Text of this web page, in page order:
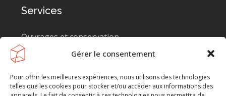
Gérer le consentement
Pour offrir les meilleures expériences, nous utilisons des technologies
telles que les cookies pour stocker et/ou accéder aux informations des
Services
Ouvrages et conservation
Génie industriel
Génie ferroviaire
Génie civil